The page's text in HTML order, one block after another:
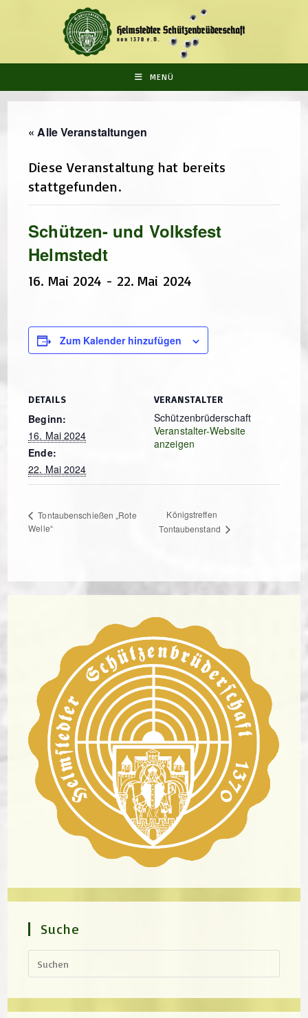
MENÜ
« Alle Veranstaltungen
Diese Veranstaltung hat bereits
stattgefunden.
Schützen- und Volksfest
Helmstedt
16. Mai 2024 - 22. Mai 2024
Zum Kalender hinzufügen
DETAILS
Beginn:
16. Mai 2024
Ende:
22. Mai 2024
VERANSTALTER
Schützenbrüderschaft
Veranstalter-Website
anzeigen
Tontaubenschießen „Rote
Welle“
Königstreffen
Tontaubenstand
Suche